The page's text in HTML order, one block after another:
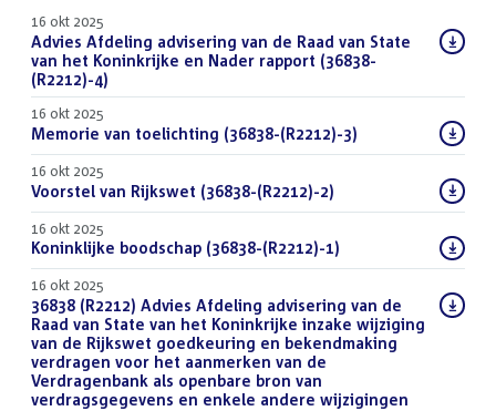
16 okt 2025
Download
bestand:
Advies Afdeling advisering van de Raad van State
van het Koninkrijke en Nader rapport (36838-
(R2212)-4)
16 okt 2025
Download
bestand:
Memorie van toelichting (36838-(R2212)-3)
16 okt 2025
Download
bestand:
Voorstel van Rijkswet (36838-(R2212)-2)
16 okt 2025
Download
bestand:
Koninklijke boodschap (36838-(R2212)-1)
16 okt 2025
Download
bestand:
36838 (R2212) Advies Afdeling advisering van de
Raad van State van het Koninkrijke inzake wijziging
van de Rijkswet goedkeuring en bekendmaking
verdragen voor het aanmerken van de
Verdragenbank als openbare bron van
verdragsgegevens en enkele andere wijzigingen